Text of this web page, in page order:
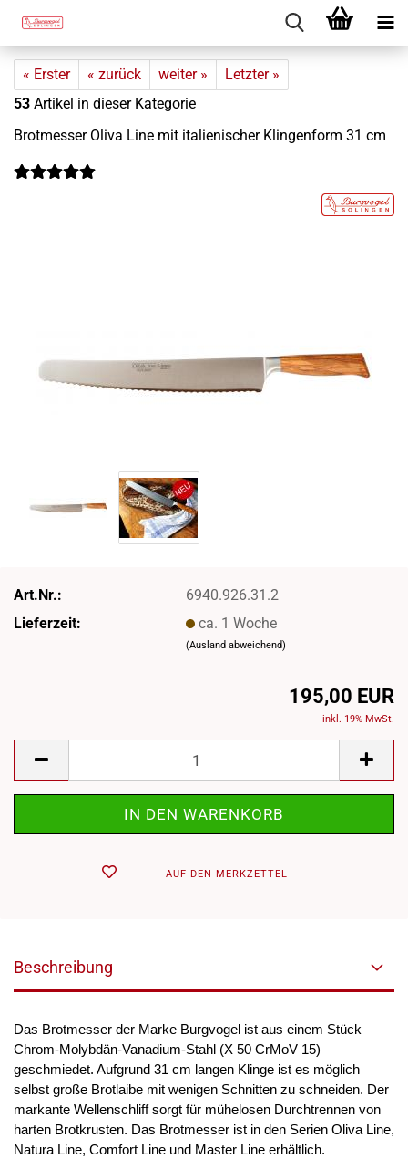
« Erster « zurück weiter »
Letzter »
53 Artikel in dieser Kategorie
Brot­mes­ser Oliva Line mit ita­lie­ni­scher Klin­gen­form 31 cm
Art.Nr.:
6940.926.31.2
Lieferzeit:
ca. 1 Woche
(Ausland abweichend)
195,00 EUR
inkl. 19% MwSt.
AUF DEN MERKZETTEL
Beschreibung
Das Brotmesser der Marke Burgvogel ist aus einem Stück
Chrom-Molybdän-Vanadium-Stahl (X 50 CrMoV 15)
geschmiedet. Aufgrund 31 cm langen Klinge ist es möglich
selbst große Brotlaibe mit wenigen Schnitten zu schneiden. Der
markante Wellenschliff sorgt für mühelosen Durchtrennen von
harten Brotkrusten. Das Brotmesser ist in den Serien Oliva Line,
Natura Line, Comfort Line und Master Line erhältlich.